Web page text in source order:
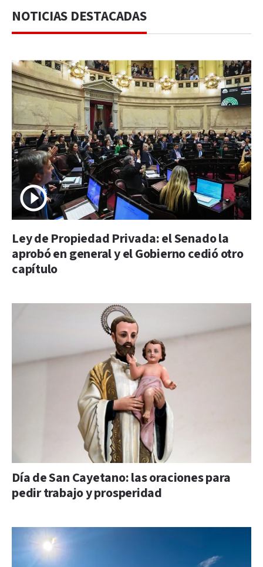
NOTICIAS DESTACADAS
Ley de Propiedad Privada: el Senado la
aprobó en general y el Gobierno cedió otro
capítulo
Día de San Cayetano: las oraciones para
pedir trabajo y prosperidad